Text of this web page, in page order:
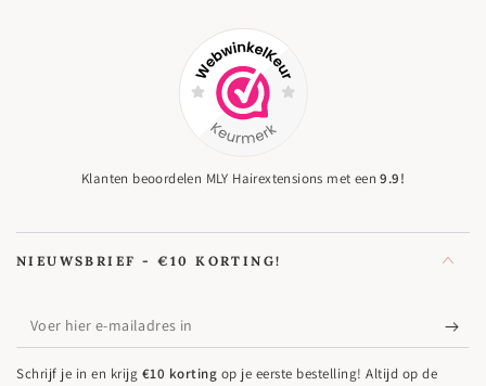
Klanten beoordelen MLY Hairextensions met een9.9!
NIEUWSBRIEF - €10 KORTING!
Voer
hier
Schrijf je in en krijg €10 korting op je eerste bestelling! Altijd op de